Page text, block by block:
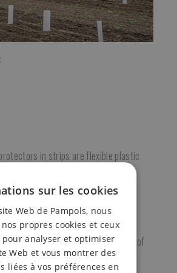
in strips are flexible plastic
and 15 cm wide. Also available in
size.
caused by rodents and the spread of
sur les cookies
Web de Pampols, nous
propres cookies et ceux
analyser et optimiser
Web et vous montrer des
liées à vos préférences en